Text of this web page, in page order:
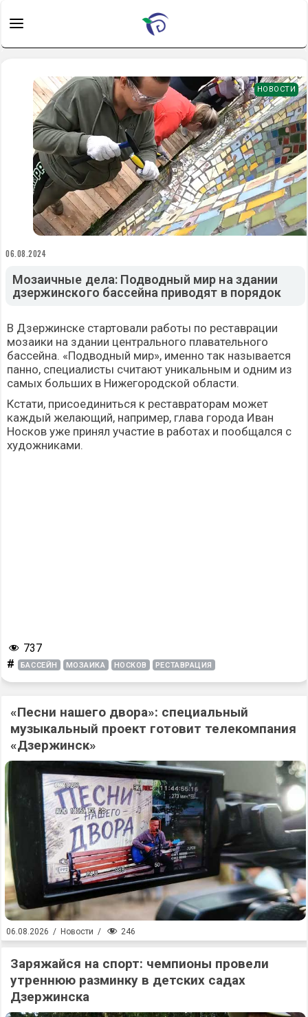
НОВОСТИ
06.08.2024
Мозаичные дела: Подводный мир на здании
дзержинского бассейна приводят в порядок
В Дзержинске стартовали работы по реставрации
мозаики на здании центрального плавательного
бассейна. «Подводный мир», именно так называется
панно, специалисты считают уникальным и одним из
самых больших в Нижегородской области.
Кстати, присоединиться к реставраторам может
каждый желающий, например, глава города Иван
Носков уже принял участие в работах и пообщался с
художниками.
737
# БАССЕЙН МОЗАИКА НОСКОВ РЕСТАВРАЦИЯ
«Песни нашего двора»: специальный
музыкальный проект готовит телекомпания
«Дзержинск»
06.08.2026 / Новости / 246
Заряжайся на спорт: чемпионы провели
утреннюю разминку в детских садах
Дзержинска